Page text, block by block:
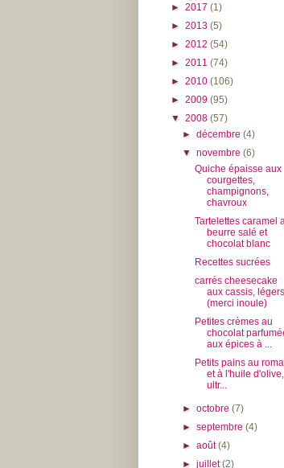
► 2017 (1)
► 2013 (5)
► 2012 (54)
► 2011 (74)
► 2010 (106)
► 2009 (95)
▼ 2008 (57)
►décembre(4)
▼novembre(6)
Quiche épaisse aux
courgettes,
champignons,
chavroux
Tartelettes caramel
beurre salé et
chocolat blanc
Recettes sucrées
carrés cheesecake
aux cassis, légers
(merci inoule)
Petites crèmes au
chocolat
aux épices à ...
Petits pains au
et à l'huile d'olive,
ultr...
►octobre(7)
►septembre(4)
►août(4)
►juillet(2)